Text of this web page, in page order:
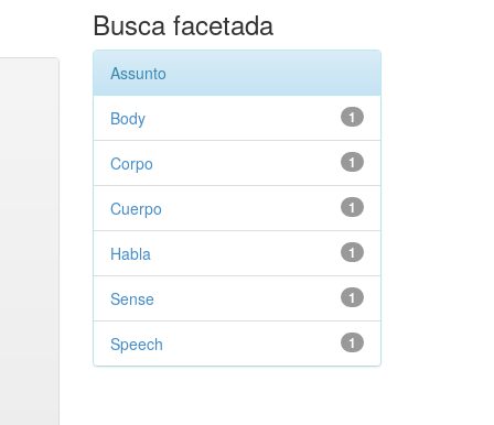
Busca facetada
Assunto
1
Body
1
Corpo
1
Cuerpo
1
Habla
1
Sense
1
Speech